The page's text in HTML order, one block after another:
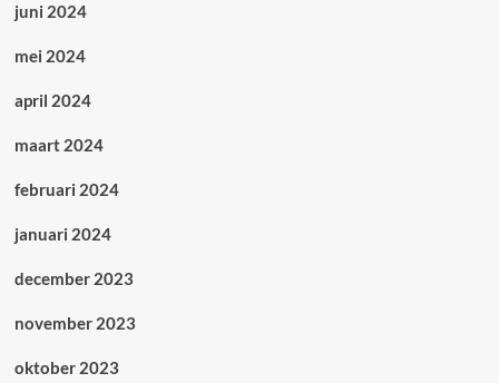
juni 2024
mei 2024
april 2024
maart 2024
februari 2024
januari 2024
december 2023
november 2023
oktober 2023